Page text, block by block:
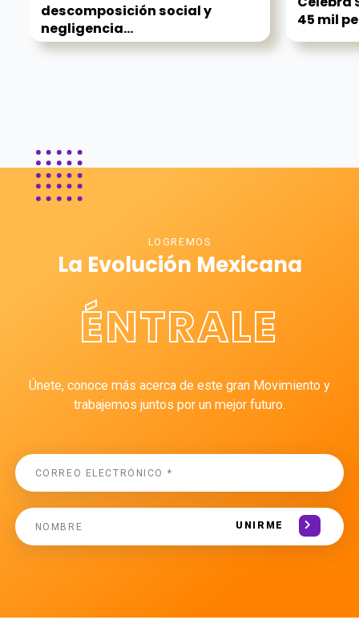
descomposición social y
negligencia...
45 mil
LOGREMOS
La Evolución Mexicana
ÉNTRALE
Únete, conoce más acerca de este gran Movimiento y
trabajemos juntos por un mejor futuro.
UNIRME